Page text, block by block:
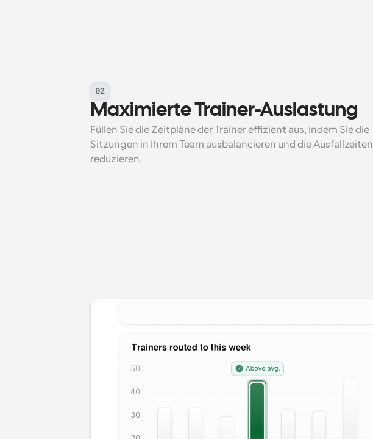
02
Maximierte Trainer-Auslastung
Füllen Sie die Zeitpläne der Trainer effizient aus, indem Sie die
Sitzungen in Ihrem Team ausbalancieren und die Ausfallzeiten
reduzieren.